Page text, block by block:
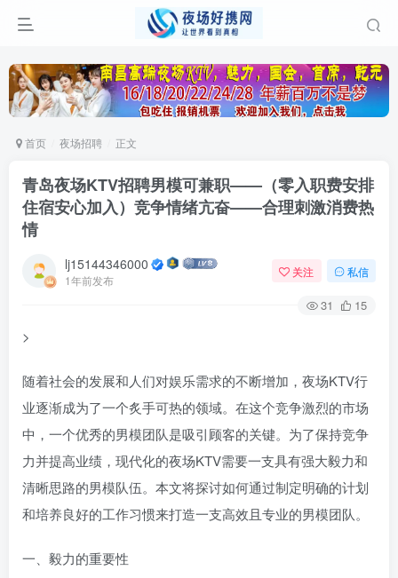
首页 夜场招聘 正文
青岛夜场KTV招聘男模可兼职——（零入职费安排
住宿安心加入）竞争情绪亢奋——合理刺激消费热
情
lj15144346000
1年前发布
关注 私信
31 15
>
随着社会的发展和人们对娱乐需求的不断增加，夜场KTV行
业逐渐成为了一个炙手可热的领域。在这个竞争激烈的市场
中，一个优秀的男模团队是吸引顾客的关键。为了保持竞争
力并提高业绩，现代化的夜场KTV需要一支具有强大毅力和
清晰思路的男模队伍。本文将探讨如何通过制定明确的计划
和培养良好的工作习惯来打造一支高效且专业的男模团队。
一、毅力的重要性